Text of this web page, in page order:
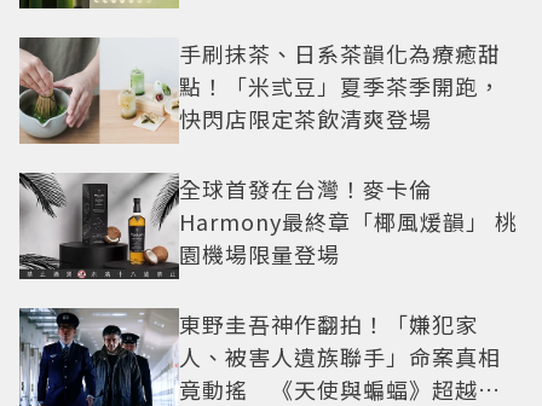
手刷抹茶、日系茶韻化為療癒甜
點！「米弎豆」夏季茶季開跑，
快閃店限定茶飲清爽登場
全球首發在台灣！麥卡倫
Harmony最終章「椰風煖韻」 桃
園機場限量登場
東野圭吾神作翻拍！「嫌犯家
人、被害人遺族聯手」命案真相
竟動搖 《天使與蝙蝠》超越懸